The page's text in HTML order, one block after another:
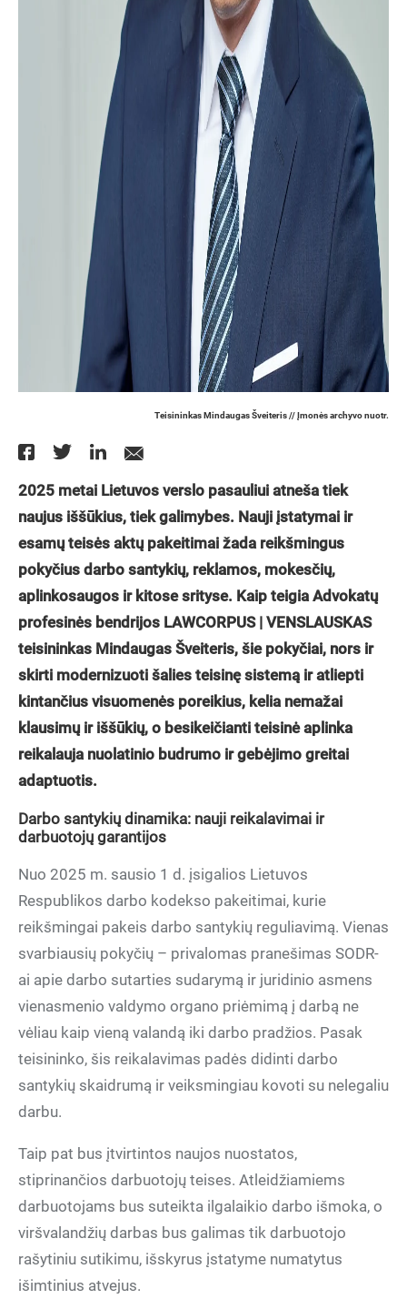
Teisininkas Mindaugas Šveiteris // Įmonės archyvo nuotr.
2025 metai Lietuvos verslo pasauliui atneša tiek
naujus iššūkius, tiek galimybes. Nauji įstatymai ir
esamų teisės aktų pakeitimai žada reikšmingus
pokyčius darbo santykių, reklamos, mokesčių,
aplinkosaugos ir kitose srityse. Kaip teigia Advokatų
profesinės bendrijos LAWCORPUS | VENSLAUSKAS
teisininkas Mindaugas Šveiteris, šie pokyčiai, nors ir
skirti modernizuoti šalies teisinę sistemą ir atliepti
kintančius visuomenės poreikius, kelia nemažai
klausimų ir iššūkių, o besikeičianti teisinė aplinka
reikalauja nuolatinio budrumo ir gebėjimo greitai
adaptuotis.
Darbo santykių dinamika: nauji reikalavimai ir
darbuotojų garantijos
Nuo 2025 m. sausio 1 d. įsigalios Lietuvos
Respublikos darbo kodekso pakeitimai, kurie
reikšmingai pakeis darbo santykių reguliavimą. Vienas
svarbiausių pokyčių – privalomas pranešimas SODR-
ai apie darbo sutarties sudarymą ir juridinio asmens
vienasmenio valdymo organo priėmimą į darbą ne
vėliau kaip vieną valandą iki darbo pradžios. Pasak
teisininko, šis reikalavimas padės didinti darbo
santykių skaidrumą ir veiksmingiau kovoti su nelegaliu
darbu.
Taip pat bus įtvirtintos naujos nuostatos,
stiprinančios darbuotojų teises. Atleidžiamiems
darbuotojams bus suteikta ilgalaikio darbo išmoka, o
viršvalandžių darbas bus galimas tik darbuotojo
rašytiniu sutikimu, išskyrus įstatyme numatytus
išimtinius atvejus.